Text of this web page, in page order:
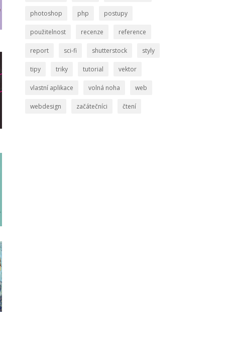
photoshop php postupy
použitelnost recenze reference
report sci-fi shutterstock styly
tipy triky tutorial vektor
vlastní aplikace volná noha web
webdesign začátečníci čtení